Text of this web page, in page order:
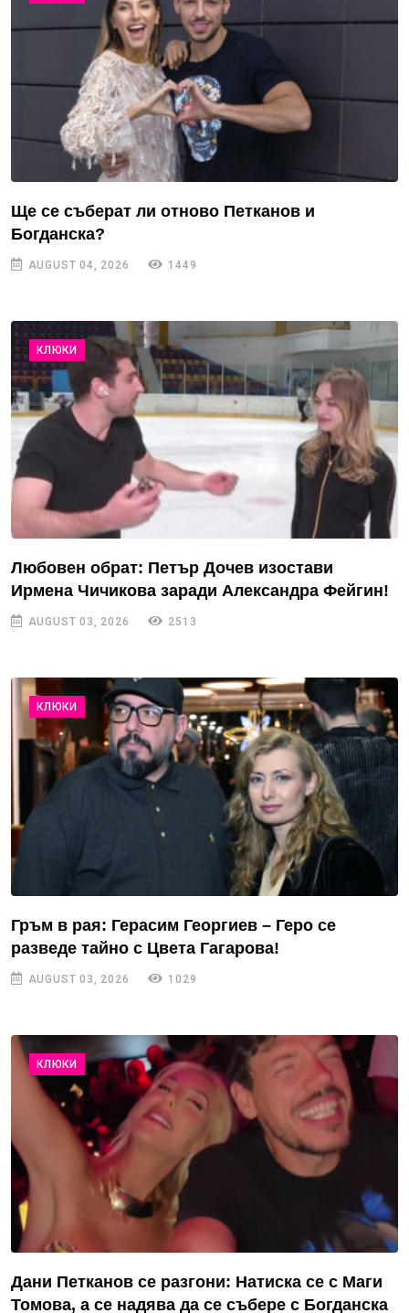
Ще се съберат ли отново Петканов и
Богданска?
AUGUST 04, 2026 1449
КЛЮКИ
Любовен обрат: Петър Дочев изостави
Ирмена Чичикова заради Александра Фейгин!
AUGUST 03, 2026 2513
КЛЮКИ
Гръм в рая: Герасим Георгиев – Геро се
разведе тайно с Цвета Гагарова!
AUGUST 03, 2026 1029
КЛЮКИ
Дани Петканов се разгони: Натиска се с Маги
Томова, а се надява да се събере с Богданска